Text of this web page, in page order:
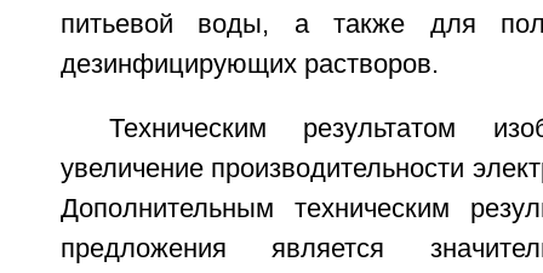
питьевой воды, а также для
дезинфицирующих растворов.
Техническим результатом
увеличение производительности
Дополнительным техническим
предложения является